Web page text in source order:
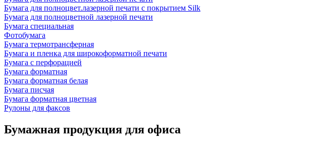
Бумага для полноцвет.лазерной печати с покрытием Silk
Бумага для полноцветной лазерной печати
Бумага специальная
Фотобумага
Бумага термотрансферная
Бумага и пленка для широкоформатной печати
Бумага с перфорацией
Бумага форматная
Бумага форматная белая
Бумага писчая
Бумага форматная цветная
Рулоны для факсов
Бумажная продукция для офиса